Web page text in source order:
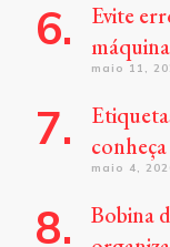
Evite
maio 11,
maio 4,
Bobina